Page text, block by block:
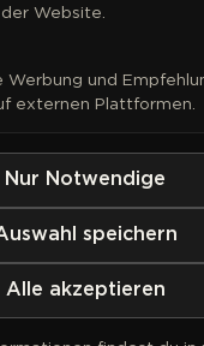
den Geruch
Cookies-
F1 CBD
CBD von
–
Linie aus Oregon.
Website.
Werbung und
externen Plattformen.
Nur Notwendige
speichern
Alle akzeptieren